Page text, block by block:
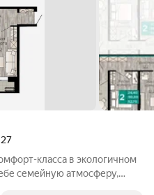
класса в экологичном
семейную атмосферу,